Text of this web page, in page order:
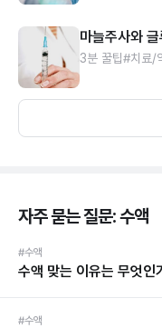
마늘주사와
3분 꿀팁#치료/
자주 묻는 질문: 수액
#수액
수액 맞는 이유는 무엇인
#수액